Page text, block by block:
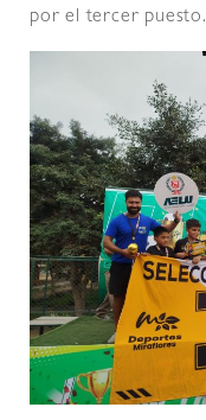
por el tercer puesto.